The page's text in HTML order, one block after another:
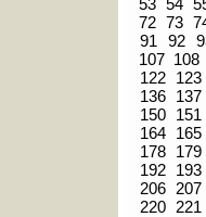
53 54
72 73
91
92
107 108
122
123
136
137
150
151
164
165
178
179
192
193
206 207
220
221